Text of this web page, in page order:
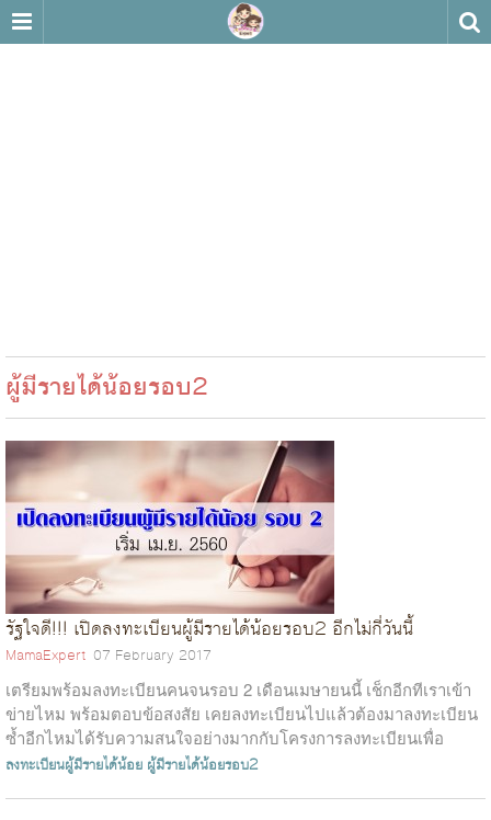
ผู้มีรายได้น้อยรอบ2
รัฐใจดี!!! เปิดลงทะเบียนผู้มีรายได้น้อยรอบ2 อีกไม่กี่วันนี้
MamaExpert 07 February 2017
เตรียมพร้อมลงทะเบียนคนจนรอบ 2 เดือนเมษายนนี้ เช็กอีกทีเราเข้า
ข่ายไหม พร้อมตอบข้อสงสัย เคยลงทะเบียนไปแล้วต้องมาลงทะเบียน
ซ้ำอีกไหมได้รับความสนใจอย่างมากกับโครงการลงทะเบียนเพื่อ
สวัสดิการแห่งรัฐ เมื่อปี...
ลงทะเบียนผู้มีรายได้น้อย ผู้มีรายได้น้อยรอบ2